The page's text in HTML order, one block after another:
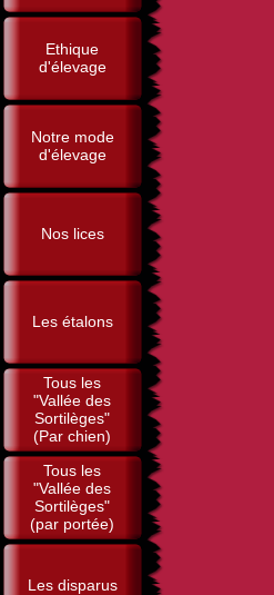
Ethique
d'élevage
Notre mode
d'élevage
Nos lices
Les étalons
Tous les
"Vallée des
Sortilèges"
(Par chien)
Tous les
"Vallée des
Sortilèges"
(par portée)
Les disparus